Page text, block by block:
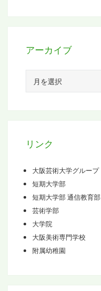
アーカイブ
カ
リンク
大阪芸術大学グループ
短期大学部
短期大学部 通信教育部
芸術学部
大学院
大阪美術専門学校
附属幼稚園